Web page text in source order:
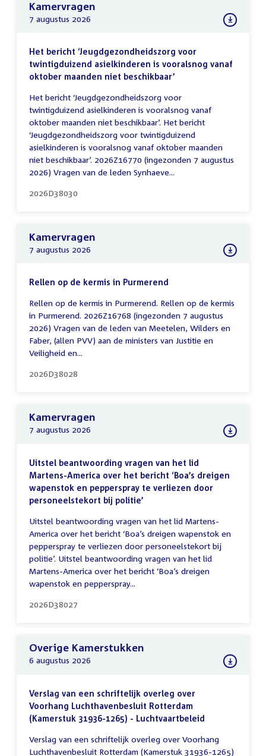
Kamervragen
7 augustus 2026
Het bericht ‘Jeugdgezondheidszorg voor
twintigduizend asielkinderen is vooralsnog vanaf
oktober maanden niet beschikbaar’
Het bericht ‘Jeugdgezondheidszorg voor
twintigduizend asielkinderen is vooralsnog vanaf
oktober maanden niet beschikbaar’. Het bericht
‘Jeugdgezondheidszorg voor twintigduizend
asielkinderen is vooralsnog vanaf oktober maanden
niet beschikbaar’. 2026Z16770 (ingezonden 7 augustus
2026) Vragen van de leden Synhaeve...
2026D38030
Kamervragen
7 augustus 2026
Rellen op de kermis in Purmerend
Rellen op de kermis in Purmerend. Rellen op de kermis
in Purmerend. 2026Z16768 (ingezonden 7 augustus
2026) Vragen van de leden van Meetelen, Wilders en
Faber, (allen PVV) aan de ministers van Justitie en
Veiligheid en...
2026D38028
Kamervragen
7 augustus 2026
Uitstel beantwoording vragen van het lid
Martens-America over het bericht ‘Boa’s dreigen
wapenstok en pepperspray te verliezen door
personeelstekort bij politie’
Uitstel beantwoording vragen van het lid Martens-
America over het bericht ‘Boa’s dreigen wapenstok en
pepperspray te verliezen door personeelstekort bij
politie’. Uitstel beantwoording vragen van het lid
Martens-America over het bericht ‘Boa’s dreigen
wapenstok en pepperspray...
2026D38027
Overige Kamerstukken
6 augustus 2026
Verslag van een schriftelijk overleg over
Voorhang Luchthavenbesluit Rotterdam
(Kamerstuk 31936-1265) - Luchtvaartbeleid
Verslag van een schriftelijk overleg over Voorhang
Luchthavenbesluit Rotterdam (Kamerstuk 31936-1265)